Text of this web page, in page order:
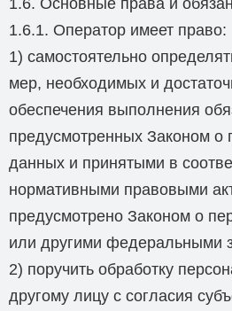
1.6. Основные права и
1.6.1. Оператор имеет право:
1) самостоятельно
мер, необходимых и
обеспечения выполнения
предусмотренных Законом о
данных и принятыми в
нормативными правовыми
предусмотрено Законом о
или другими федеральными
2) поручить обработку
другому лицу с согласия